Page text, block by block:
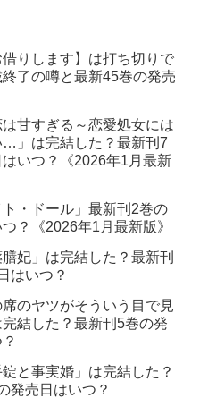
借りします】は打ち切りで
了の噂と最新45巻の発売
は甘すぎる～恋愛処女には
…」は完結した？最新刊7
いつ？《2026年1月最新
ト・ドール」最新刊2巻の
？《2026年1月最新版》
膳妃」は完結した？最新刊
はいつ？
席のヤツがそういう目で見
結した？最新刊5巻の発
錠と事実婚」は完結した？
発売日はいつ？